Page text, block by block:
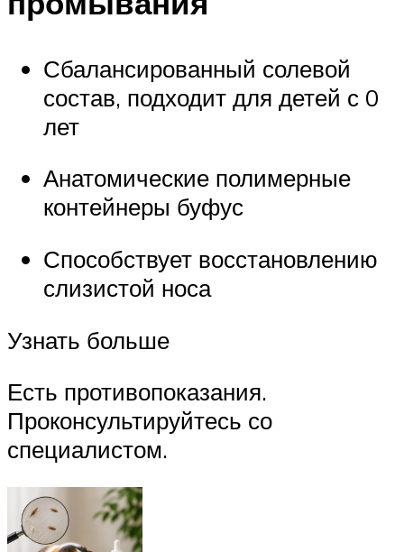
Сбалансированный солевой
состав, подходит для детей с 0
лет
Анатомические полимерные
контейнеры буфус
Способствует восстановлению
слизистой носа
Узнать больше
Есть противопоказания.
Проконсультируйтесь со
специалистом.